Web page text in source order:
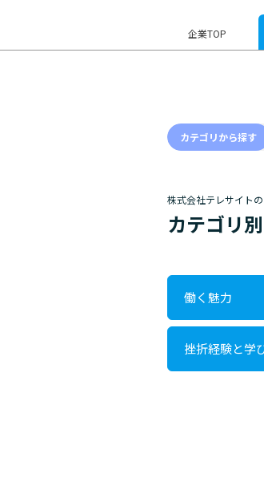
企業TOP
カテゴリから探す
株式会社テレサイトの
カテゴリ
働く魅力
挫折経験と学